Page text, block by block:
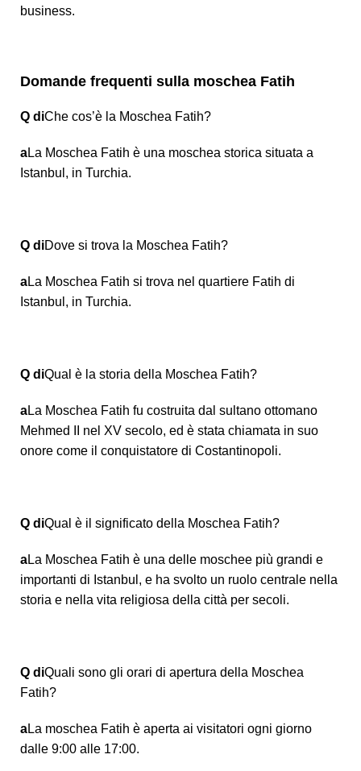
business.
Domande frequenti sulla moschea Fatih
Q diChe cos’è la Moschea Fatih?
aLa Moschea Fatih è una moschea storica situata a
Istanbul, in Turchia.
Q diDove si trova la Moschea Fatih?
aLa Moschea Fatih si trova nel quartiere Fatih di
Istanbul, in Turchia.
Q diQual è la storia della Moschea Fatih?
aLa Moschea Fatih fu costruita dal sultano ottomano
Mehmed II nel XV secolo, ed è stata chiamata in suo
onore come il conquistatore di Costantinopoli.
Q diQual è il significato della Moschea Fatih?
aLa Moschea Fatih è una delle moschee più grandi e
importanti di Istanbul, e ha svolto un ruolo centrale nella
storia e nella vita religiosa della città per secoli.
Q diQuali sono gli orari di apertura della Moschea
Fatih?
aLa moschea Fatih è aperta ai visitatori ogni giorno
dalle 9:00 alle 17:00.